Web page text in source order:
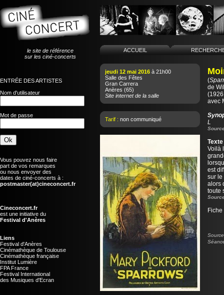
le site de référence
sur les ciné-concerts
ENTRÉE DES ARTISTES
Nom d'utilisateur
Mot de passe
Vous pouvez nous faire
part de vos remarques
ou nous envoyer des
dates de ciné-concerts à :
postmaster(at)cineconcert.fr
Cineconcert.fr
est une initiative du
Festival d'Anères
Liens
Festival d'Anères
Cinémathèque de Toulouse
Cinémathèque française
Institut Lumière
FPA France
Festival International
des Musiques d'Ecran
ACCUEIL
jeudi 12 mai 2016 à 21h00
Salle des Fêtes
Gran Carrera
Anères (65)
Site internet de la salle
Tarif : non communiqué
(
de
avec
L
Voilà
est
sur le
alors
toute